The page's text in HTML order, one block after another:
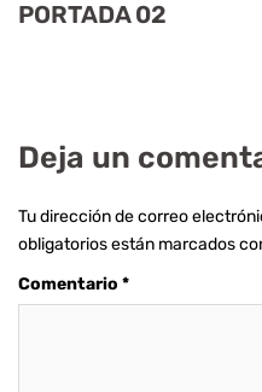
PORTADA 02
Deja un
Tu dirección de correo
obligatorios están marcados
Comentario *